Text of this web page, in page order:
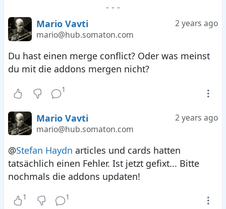
- - -
2 years ago
Mario Vavti
mario@hub.somaton.com
Du hast einen merge conflict? Oder was meinst
du mit die addons mergen nicht?
1
2 years ago
Mario Vavti
mario@hub.somaton.com
@Stefan Haydn articles und cards hatten
tatsächlich einen Fehler. Ist jetzt gefixt... Bitte
nochmals die addons updaten!
1 1